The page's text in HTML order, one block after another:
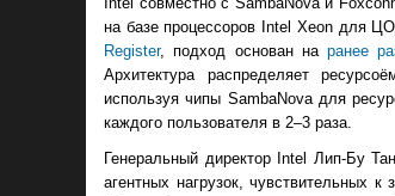
на базе процессоров Intel Xeon для
Register, подход основан на ранее
Архитектура распределяет
используя чипы SambaNova для
каждого пользователя в 2–3 раза.
Генеральный директор Intel Лип-Бу
агентных нагрузок, чувствительных